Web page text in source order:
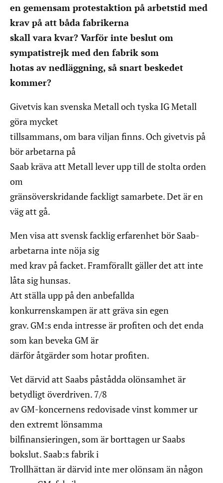
en gemensam protestaktion på arbetstid med
krav på att båda fabrikerna
skall vara kvar? Varför inte beslut om
sympatistrejk med den fabrik som
hotas av nedläggning, så snart beskedet
kommer?
Givetvis kan svenska Metall och tyska IG Metall
göra mycket
tillsammans, om bara viljan finns. Och givetvis på
bör arbetarna på
Saab kräva att Metall lever upp till de stolta orden
om
gränsöverskridande fackligt samarbete. Det är en
väg att gå.
Men visa att svensk facklig erfarenhet bör Saab-
arbetarna inte nöja sig
med krav på facket. Framförallt gäller det att inte
låta sig hunsas.
Att ställa upp på den anbefallda
konkurrenskampen är att gräva sin egen
grav. GM:s enda intresse är profiten och det enda
som kan beveka GM är
därför åtgärder som hotar profiten.
Vet därvid att Saabs påstådda olönsamhet är
betydligt överdriven. 7/8
av GM-koncernens redovisade vinst kommer ur
den extremt lönsamma
bilfinansieringen, som är borttagen ur Saabs
bokslut. Saab:s fabrik i
Trollhättan är därvid inte mer olönsam än någon